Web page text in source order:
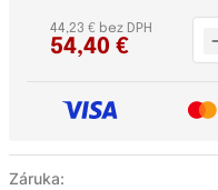
Záruka:
54,40 €
44,23 € bez DPH